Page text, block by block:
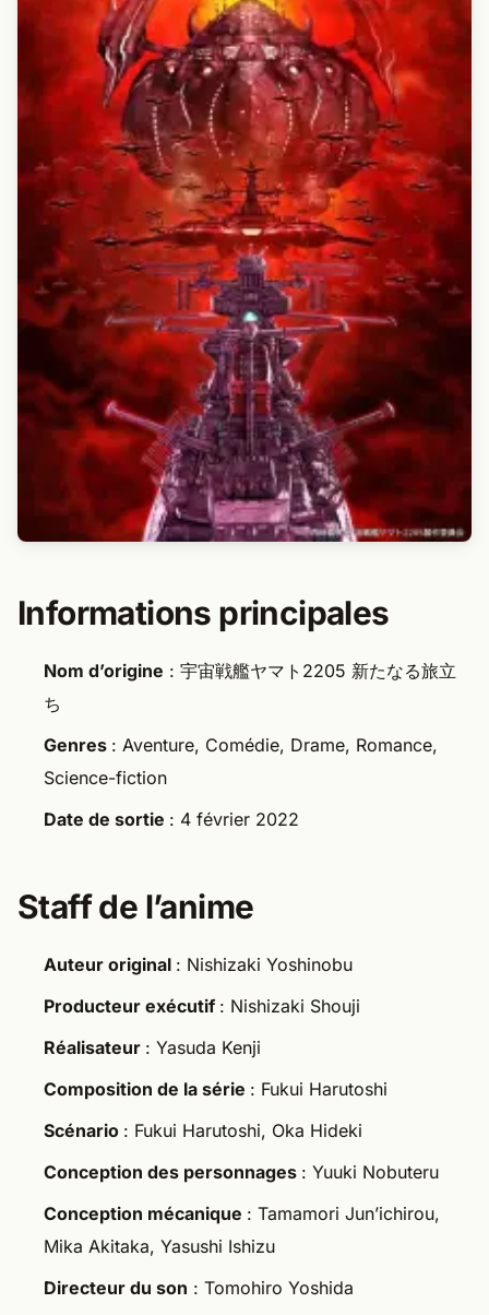
Informations principales
Nom d’origine : 宇宙戦艦ヤマト2205 新たなる旅立
ち
Genres : Aventure, Comédie, Drame, Romance,
Science-fiction
Date de sortie : 4 février 2022
Staff de l’anime
Auteur original : Nishizaki Yoshinobu
Producteur exécutif : Nishizaki Shouji
Réalisateur : Yasuda Kenji
Composition de la série : Fukui Harutoshi
Scénario : Fukui Harutoshi, Oka Hideki
Conception des personnages : Yuuki Nobuteru
Conception mécanique : Tamamori Jun’ichirou,
Mika Akitaka, Yasushi Ishizu
Directeur du son : Tomohiro Yoshida